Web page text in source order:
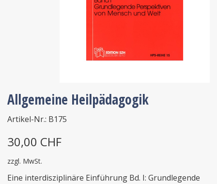
Allgemeine Heilpädagogik
Artikel-Nr.: B175
30,00 CHF
zzgl. MwSt.
Eine interdisziplinäre Einführung Bd. I: Grundlegende